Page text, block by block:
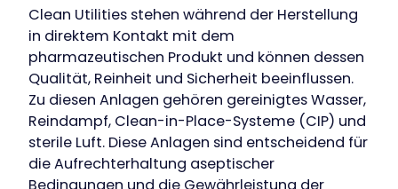
Clean Utilities stehen während der Herstellung
in direktem Kontakt mit dem
pharmazeutischen Produkt und können dessen
Qualität, Reinheit und Sicherheit beeinflussen.
Zu diesen Anlagen gehören gereinigtes Wasser,
Reindampf, Clean-in-Place-Systeme (CIP) und
sterile Luft. Diese Anlagen sind entscheidend für
die Aufrechterhaltung aseptischer